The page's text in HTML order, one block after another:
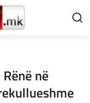
në